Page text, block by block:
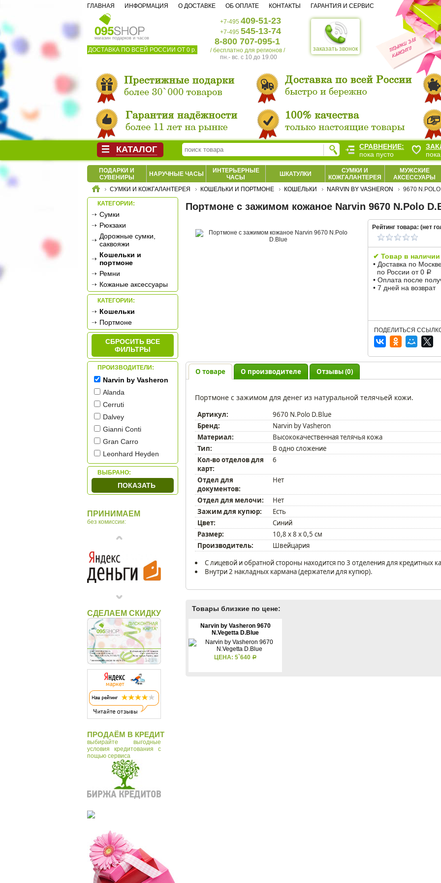
магазин подарков и часов
ДОСТАВКА ПО ВСЕЙ РОССИИ ОТ 0 р. заказать звонок
+7-495 409-51-23
+7-495 545-13-74
8-800 707-095-1
/ бесплатно для регионов /
пн.- вс. c 10 до 19.00
ГЛАВНАЯ ИНФОРМАЦИЯ О ДОСТАВКЕ ОБ ОПЛАТЕ КОНТАКТЫ ГАРАНТИЯ И СЕРВИС
ПОДАРКИ И
СУВЕНИРЫ
НАРУЧНЫЕ ЧАСЫ
ИНТЕРЬЕРНЫЕ
ЧАСЫ
ШКАТУЛКИ
СУМКИ И
КОЖГАЛАНТЕРЕЯ
МУЖСКИЕ
АКСЕССУАРЫ
СУМКИ И КОЖГАЛАНТЕРЕЯ
КОШЕЛЬКИ И ПОРТМОНЕ КОШЕЛЬКИ NARVIN BY VASHERON 9670
КАТЕГОРИИ:
Сумки
Рюкзаки
Дорожные сумки,
саквояжи
Кошельки и
портмоне
Ремни
Кожаные аксессуары
КАТЕГОРИИ:
Кошельки
Портмоне
СБРОСИТЬ ВСЕ
ФИЛЬТРЫ
ПРОИЗВОДИТЕЛИ:
Narvin by Vasheron
Alanda
Cerruti
Dalvey
Gianni Conti
Gran Carro
Leonhard Heyden
Mano
Petek
Sergio Belotti
Tuscany Leather
Макей
ВЫБРАНО:
ПОКАЗАТЬ
ПРИНИМАЕМ
без комиссии:
СДЕЛАЕМ СКИДКУ
ПРОДАЁМ В КРЕДИТ
выбирайте выгодные
условия кредитования с
пощью сервиса
Портмоне с зажимом кожаное Narvin 9670 N.Polo
Рейтинг товара: (нет
✔ Товар в наличии
• Доставка по
по России от 0 Р
• Оплата после
• 7 дней на возврат
ПОДЕЛИТЬСЯ
О товаре О производителе Отзывы (0)
Портмоне с зажимом для денег из натуральной телячьей кожи.
Артикул:
9670 N.Polo D.Blue
Бренд:
Narvin by Vasheron
Материал:
Высококачественная телячья кожа
Тип:
В одно сложение
Кол-во отделов для
карт:
6
Отдел для
документов:
Нет
Отдел для мелочи:
Нет
Зажим для купюр:
Есть
Цвет:
Синий
Размер:
10,8 х 8 х 0,5 см
Производитель:
Швейцария
С лицевой и обратной стороны находится по 3 отделения для кредитных
Внутри 2 накладных кармана (держатели для купюр).
Товары близкие по цене:
Narvin by Vasheron 9670
N.Vegetta D.Blue
ЦЕНА: 5`640 Р
КАТАЛОГ
СРАВНЕНИЕ:
пока пусто